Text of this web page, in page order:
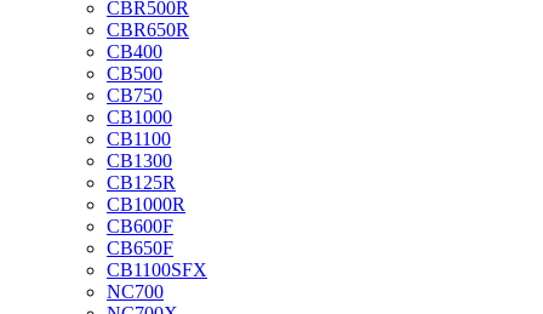
CBR500R
CBR650R
CB400
CB500
CB750
CB1000
CB1100
CB1300
CB125R
CB1000R
CB600F
CB650F
CB1100SFX
NC700